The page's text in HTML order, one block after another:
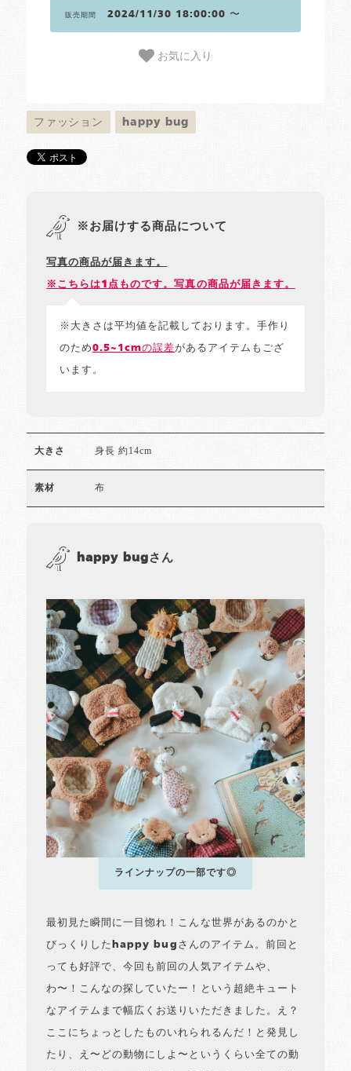
販売期間 2024/11/30 18:00:00 〜
お気に入り
ファッション happy bug
※お届けする商品について
写真の商品が届きます。
※こちらは1点ものです。写真の商品が届きます。
※大きさは平均値を記載しております。手作り
のため0.5~1cmの誤差があるアイテムもござ
います。
大きさ 身長 約14cm
素材 布
happy bugさん
ラインナップの一部です◎
最初見た瞬間に一目惚れ！こんな世界があるのかと
びっくりしたhappy bugさんのアイテム。前回と
っても好評で、今回も前回の人気アイテムや、
わ〜！こんなの探していたー！という超絶キュート
なアイテムまで幅広くお送りいただきました。え？
ここにちょっとしたものいれられるんだ！と発見し
たり、え〜どの動物にしよ〜というくらい全ての動